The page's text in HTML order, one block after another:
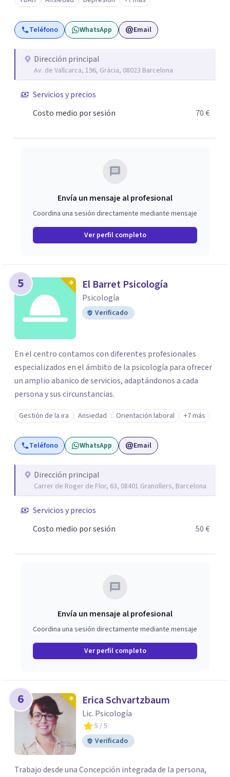
científicos, lo que les permite aplicar los tratamientos y
técnicas más avanzadas. Contacta con nosotros y
nuestro coordinador te atenderá personalmente para
enfocar tu proceso terapéutico en función de tus
necesidades y de momento vital.
Teléfono WhatsApp Email
Dirección principal
Av. de Vallcarca, 196, Gràcia, 08023 Barcelona
Servicios y precios
Costo medio por sesión
70 €
Envía un mensaje al profesional
Coordina una sesión directamente mediante mensaje
Ver perfil completo
5 El Barret Psicología
Psicología
Verificado
En el centro contamos con diferentes profesionales
especializados en el ámbito de la psicología para ofrecer
un amplio abanico de servicios, adaptándonos a cada
persona y sus circunstancias.
Gestión de la ira Ansiedad Orientación laboral +7 más
Teléfono WhatsApp Email
Dirección principal
Carrer de Roger de Flor, 63, 08401 Granollers, Barcelona
Servicios y precios
Costo medio por sesión
50 €
Envía un mensaje al profesional
Coordina una sesión directamente mediante mensaje
Ver perfil completo
6 Erica Schvartzbaum
Lic. Psicología
5 / 5
Verificado
Trabajo desde una Concepción integrada de la persona,